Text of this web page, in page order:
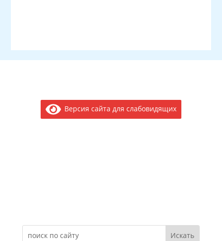
Версия сайта для слабовидящих